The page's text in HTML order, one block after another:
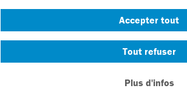
Accepter tout
Tout refuser
Plus d'infos